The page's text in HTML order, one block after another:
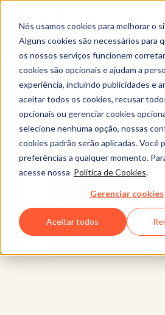
Nós usamos cookies para melhorar o
Alguns cookies são necessários para
os nossos serviços funcionem
cookies são opcionais e ajudam a
experiência, incluindo publicidades e
aceitar todos os cookies, recusar
opcionais ou gerenciar cookies
selecione nenhuma opção, nossas
cookies padrão serão aplicadas. Você
preferências a qualquer momento.
acesse nossa Política de Cookies.
Gerenciar cookies
Aceitar todos
Marketing Hub